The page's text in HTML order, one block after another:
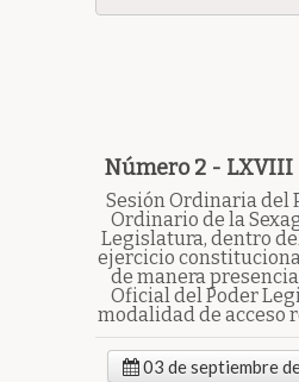
Número 2 - LXVIII
Sesión Ordinaria del
Ordinario de la
Legislatura, dentro
ejercicio
de manera
Oficial del Poder
modalidad de acceso
03 de septiembre